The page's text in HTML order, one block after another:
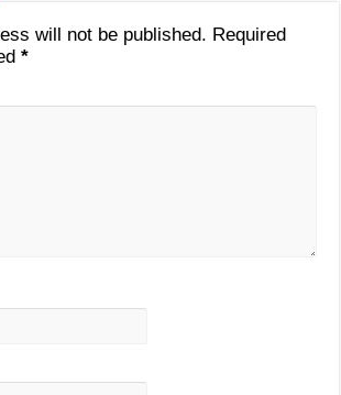
will not be published. Required
*